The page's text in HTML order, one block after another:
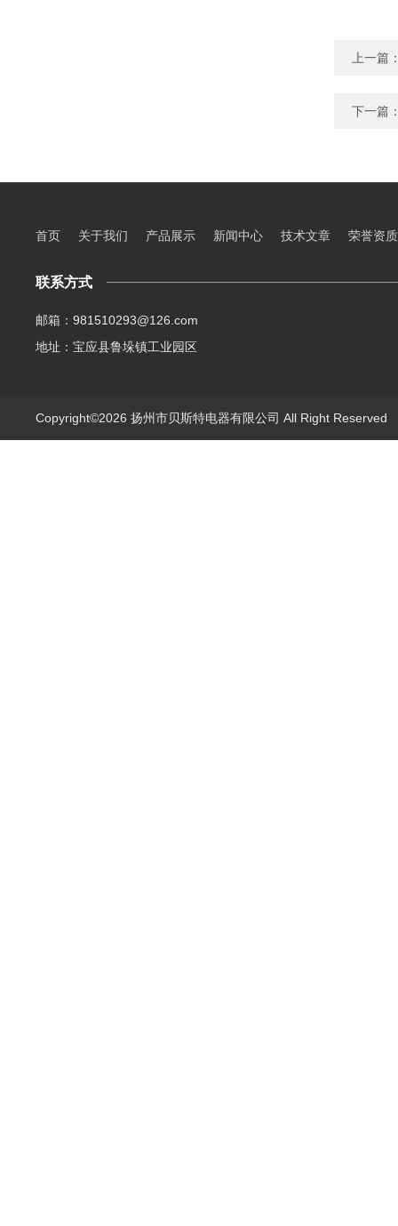
上一篇
下一篇
首页 关于我们 产品展示 新闻中心 技术文章 荣誉资质
联系方式
邮箱：981510293@126.com
地址：宝应县鲁垛镇工业园区
Copyright©2026 扬州市贝斯特电器有限公司 All Right